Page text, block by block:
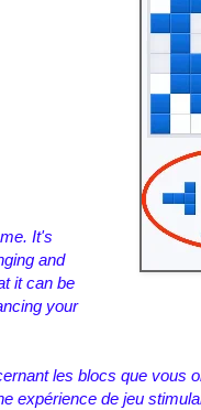
It's
and
it can be
your
les blocs que vous
expérience de jeu